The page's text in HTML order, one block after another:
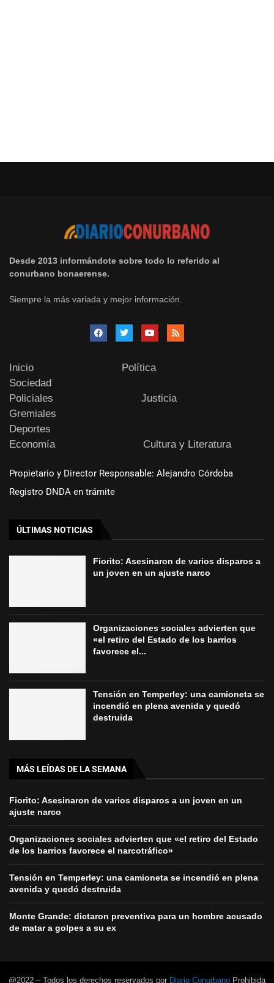
Desde 2013 informándote sobre todo lo referido al
conurbano bonaerense.
Siempre la más variada y mejor información.
Inicio
Política
Sociedad
Policiales
Justicia
Gremiales
Deportes
Economía
Cultura y Literatura
Propietario y Director Responsable: Alejandro Córdoba
Registro DNDA en trámite
ÚLTIMAS NOTICIAS
Fiorito: Asesinaron de varios disparos a
un joven en un ajuste narco
Organizaciones sociales advierten que
«el retiro del Estado de los barrios
favorece el...
Tensión en Temperley: una camioneta se
incendió en plena avenida y quedó
destruida
MÁS LEÍDAS DE LA SEMANA
Fiorito: Asesinaron de varios disparos a un joven en un
ajuste narco
Organizaciones sociales advierten que «el retiro del Estado
de los barrios favorece el narcotráfico»
Tensión en Temperley: una camioneta se incendió en plena
avenida y quedó destruida
Monte Grande: dictaron preventiva para un hombre acusado
de matar a golpes a su ex
@2022 – Todos los derechos reservados por Diario Conurbano Prohibida